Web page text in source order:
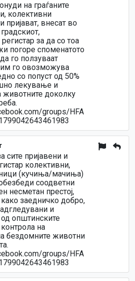
на граѓаните
колективни
пријават, внесат во
за да со тоа
погоре споменатото
го ползуваат
им го овозможува
со попуст од 50%
лекување и
животните доколку
groups/HFA
сите пријавени и
колективни,
(кучиња/мачиња)
соодветни
несметан престој,
како заедничко добро,
и
општинските
на
бездомните животни
groups/HFA